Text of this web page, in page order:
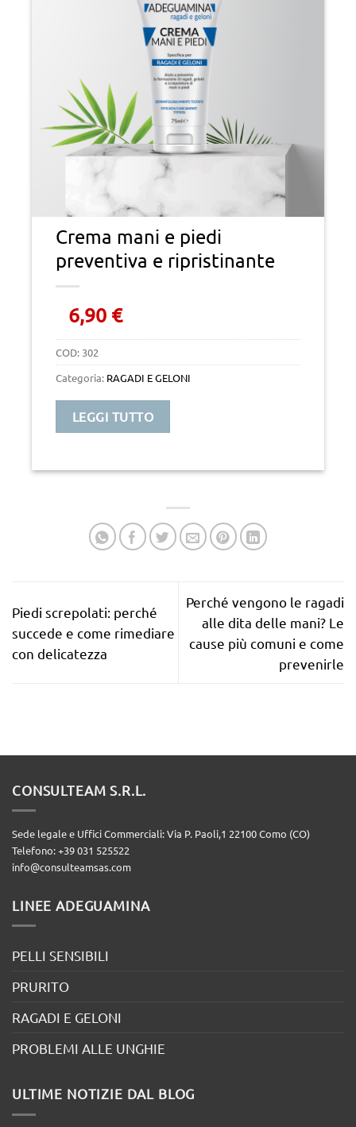
Crema mani e piedi
preventiva e ripristinante
6,90 €
COD: 302
Categoria: RAGADI E GELONI
LEGGI TUTTO
Piedi screpolati: perché
succede e come rimediare
con delicatezza
Perché vengono le ragadi
alle dita delle mani? Le
cause più comuni e come
prevenirle
CONSULTEAM S.R.L.
Sede legale e Uffici Commerciali: Via P. Paoli,1 22100 Como (CO)
Telefono: +39 031 525522
info@consulteamsas.com
LINEE ADEGUAMINA
PELLI SENSIBILI
PRURITO
RAGADI E GELONI
PROBLEMI ALLE UNGHIE
ULTIME NOTIZIE DAL BLOG